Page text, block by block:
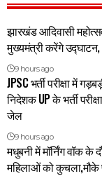
झारखंड आदिवासी
मुख्यमंत्री करेंगे उद्घाटन,
9 hours ago
JPSC भर्ती परीक्षा में
निदेशक UP के भर्ती
जेल
9 hours ago
मधुबनी में मॉर्निंग वॉक के
महिलाओं को कुचला,मौके